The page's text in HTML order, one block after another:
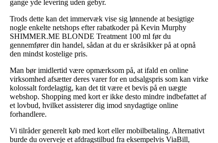
gange yde levering uden gebyr.
Trods dette kan det immervæk vise sig lønnende at besigtige
nogle enkelte netshops efter rabatkoder på Kevin Murphy
SHIMMER.ME BLONDE Treatment 100 ml før du
gennemfører din handel, sådan at du er skråsikker på at opnå
den mindst kostelige pris.
Man bør imidlertid være opmærksom på, at ifald en online
virksomhed afsætter deres varer for en udsalgspris som kan virke
kolossalt fordelagtig, kan det tit være et bevis på en uægte
webshop. Shopping med kort er ikke desto mindre indbefattet af
et lovbud, hvilket assisterer dig imod snydagtige online
forhandlere.
Vi tilråder generelt køb med kort eller mobilbetaling. Alternativt
burde du overveje et afdragstilbud fra eksempelvis ViaBill,